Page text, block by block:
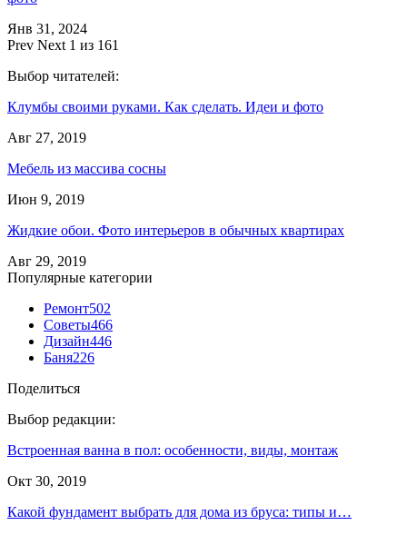
Янв 31, 2024
Prev Next 1 из 161
Выбор читателей:
Клумбы своими руками. Как сделать. Идеи и фото
Авг 27, 2019
Мебель из массива сосны
Июн 9, 2019
Жидкие обои. Фото интерьеров в обычных квартирах
Авг 29, 2019
Популярные категории
Ремонт502
Советы466
Дизайн446
Баня226
Поделиться
Выбор редакции:
Встроенная ванна в пол: особенности, виды, монтаж
Окт 30, 2019
Какой фундамент выбрать для дома из бруса: типы и…